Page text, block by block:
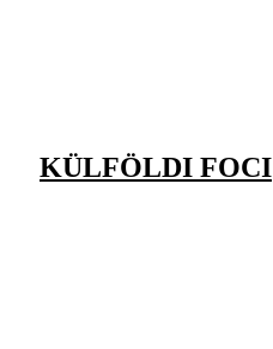
KÜLFÖLDI FOCI